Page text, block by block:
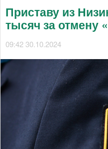
Приставу из
тысяч за отмену
09:42 30.10.2024